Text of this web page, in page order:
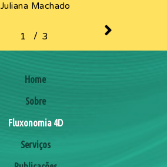
Juliana Machado
1 2 3
/ 3
Home
Sobre
Fluxonomia 4D
Serviços